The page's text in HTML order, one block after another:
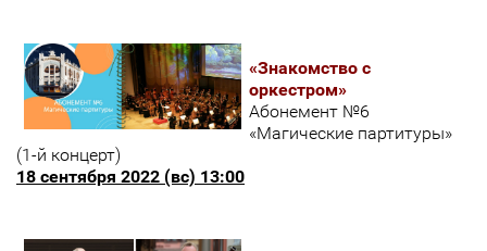
«Знакомство с
оркестром»
Абонемент №6
«Магические партитуры»
(1-й концерт)
18 сентября 2022 (вс) 13:00